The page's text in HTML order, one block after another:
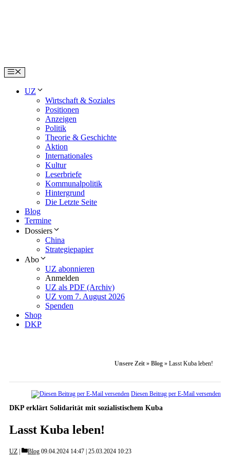
Menu
UZ
Wirtschaft & Soziales
Positionen
Anzeigen
Politik
Theorie & Geschichte
Aktion
Internationales
Kultur
Leserbriefe
Kommunalpolitik
Hintergrund
Die Letzte Seite
Blog
Termine
Dossiers
China
Strategiepapier
Abo
UZ abonnieren
Anmelden
UZ als PDF (Archiv)
UZ vom 7. August 2026
Spenden
Shop
DKP
Unsere Zeit » Blog » Lasst Kuba leben!
Diesen Beitrag per E-Mail versenden
DKP erklärt Solidarität mit sozialistischem Kuba
Lasst Kuba leben!
UZ Categories
Blog 09.04.2024 14:47 25.03.2024 10:23